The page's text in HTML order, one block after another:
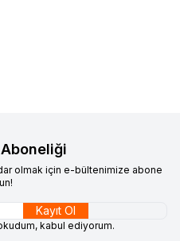
olmak için e-bültenimize abone
Kayıt Ol
kabul ediyorum.